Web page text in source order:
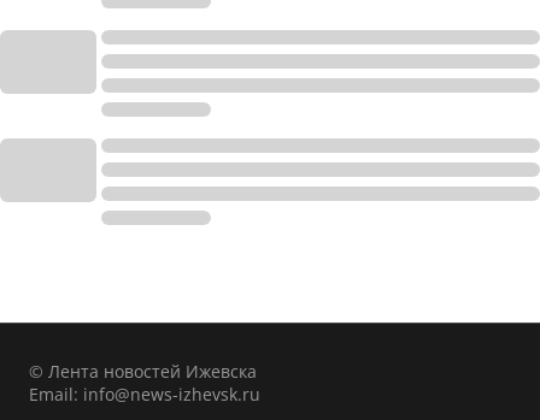
© Лента новостей Ижевска
Email: info@news-izhevsk.ru